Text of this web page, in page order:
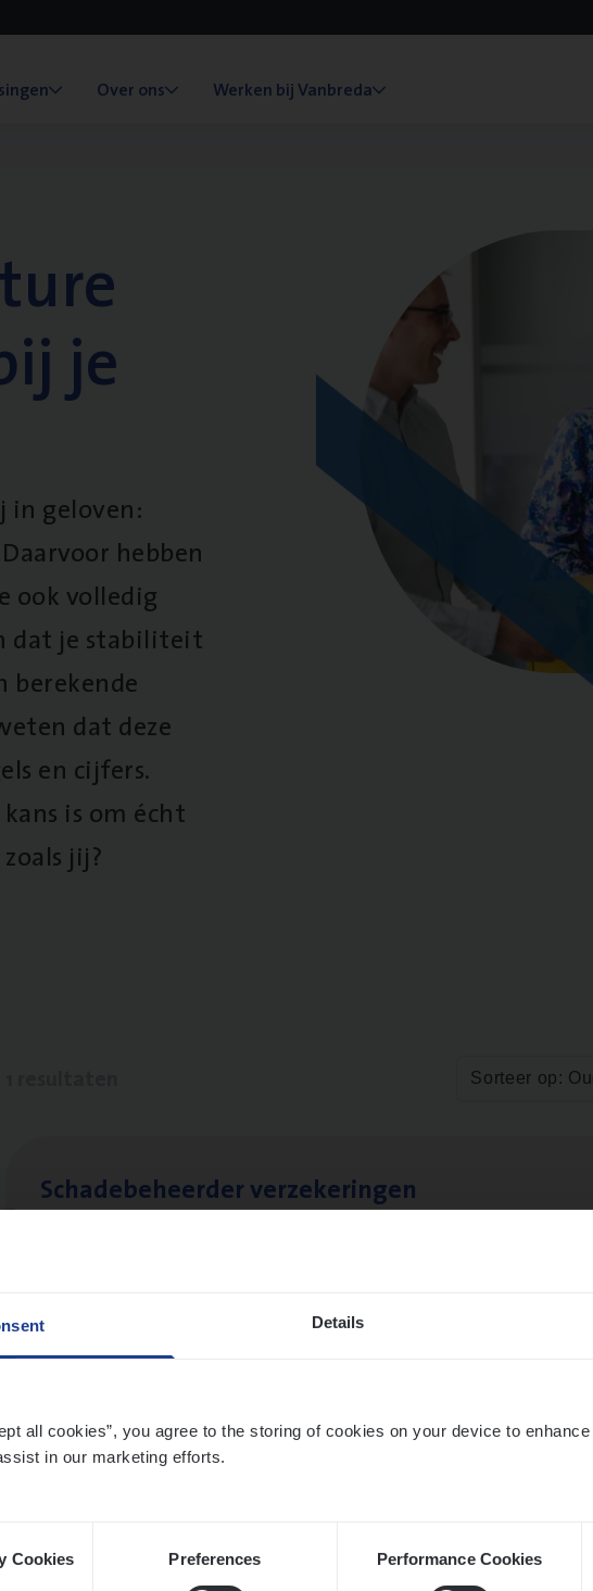
Details
all cookies”, you agree to the storing of cookies on your device to
in our marketing efforts.
Cookies Preferences Performance Cookies
Over ons Werken bij Vanbreda
je
in geloven:
hebben
ook volledig
dat je stabiliteit
berekende
dat deze
en cijfers.
is om écht
jij?
Sorteer op:
Scha­de­be­heer­der verzekeringen